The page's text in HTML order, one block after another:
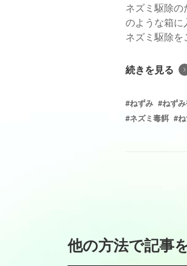
ネズミ駆除
のような箱に
ネズミ駆除
続きを見る
#ねずみ #ねず
#ネズミ毒餌 #
他の方法で記事